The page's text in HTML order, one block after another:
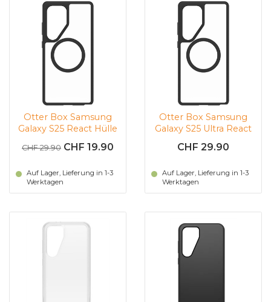
Otter Box Samsung
Galaxy S25 React Hülle
Schwarz)
CHF 29.90 CHF 19.90
Auf Lager, Lieferung in 1-3
Werktagen
Otter Box Samsung
Galaxy S25 Ultra React
Schwarz)
CHF 29.90
Auf Lager, Lieferung in 1-3
Werktagen